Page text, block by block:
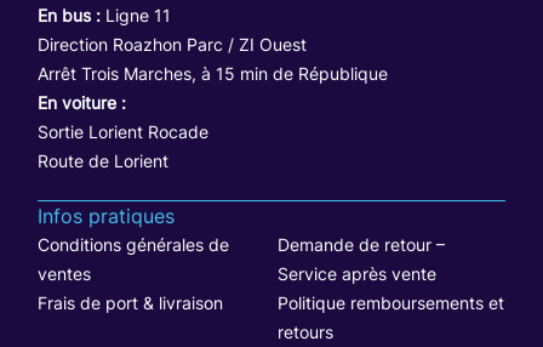
En bus : Ligne 11
Direction Roazhon Parc / ZI Ouest
Arrêt Trois Marches, à 15 min de République
En voiture :
Sortie Lorient Rocade
Route de Lorient
Infos pratiques
Conditions générales de
ventes
Demande de retour –
Service après vente
Frais de port & livraison
Politique remboursements et
retours